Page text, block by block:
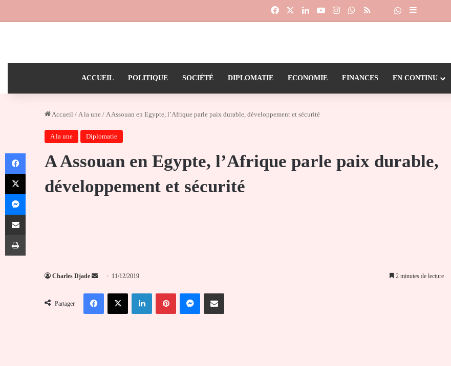
FacebookLinkedinYouTubeInstagramWhatsApp
RSS Dailymotion
Suivre laSidebar
ACCUEIL POLITIQUE SOCIÉTÉ DIPLOMATIE ECONOMIE FINANCES EN CONTINU
Accueil / A la une / A Assouan en Egypte, l’Afrique parle paix durable, développement et sécurité
A la une Diplomatie
A Assouan en Egypte, l’Afrique parle paix durable,
développement et sécurité
Charles Djade
Envoyer
courriel
11/12/2019 2 minutes de lecture
Partager
FacebookX LinkedinPinterestMessengerPartager par email
Facebook
X
Messenger
Partager par email